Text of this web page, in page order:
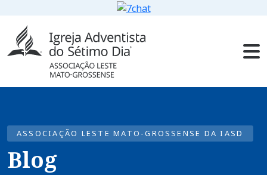
ASSOCIAÇÃO LESTE MATO-GROSSENSE DA IASD
Blog